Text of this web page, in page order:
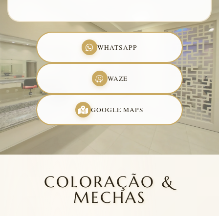
WHATSAPP
WAZE
GOOGLE MAPS
COLORAÇÃO &
MECHAS